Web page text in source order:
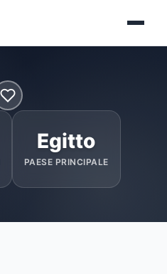
Egitto
PAESE PRINCIPALE